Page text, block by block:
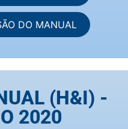
DO MANUAL
(H&I) -
2020